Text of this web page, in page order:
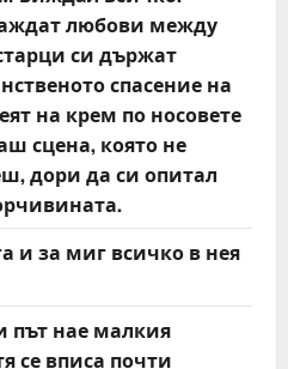
любови между
си държат
спасение на
на крем по носовете
сцена, която не
дори да си опитал
и за миг всичко в нея
път нае малкия
се вписа почти